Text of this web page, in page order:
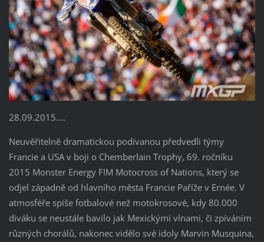
28.09.2015....
Neuvěřitelně dramatickou podívanou předvedli týmy
Francie a USA v boji o Chemberlain Trophy, 69. ročníku
2015 Monster Energy FIM Motocross of Nations, který se
odjel západně od hlavního města Francie Paříže v Ernée. V
atmosféře spíše fotbalové než motokrosové, kdy 80.000
diváku se neustále bavilo jak Mexickými vlnami, či zpíváním
různých chorálů, nakonec vidělo své idoly Marvin Musquina,